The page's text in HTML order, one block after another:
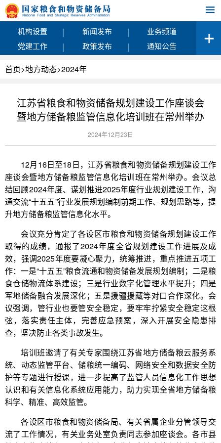
机构设置 | 新闻发布 |
业务频道
党建工作
| 政策发布 | 通知公告
首页>地方动态>2024年
江苏省粮食和物资储备规划建设工作座谈会
暨地方储备粮监管信息化培训班在常州举办
2024年12月23日
12月16日至18日，江苏省粮食和物资储备规划建设工作
座谈会暨地方储备粮监管信息化培训班在常州举办。会议总
结回顾2024年度、谋划推进2025年度行业规划建设工作，沟
通交流“十五五”行业发展规划编制前期工作、规划思路等，提
升地方储备粮监管信息化水平。
会议充分肯定了各设区市粮食和物资储备规划建设工作
取得的成绩，通报了2024年度全省规划建设工作进展及成
效，强调2025年度要凝心聚力，统筹推进，重点推进五项工
作：一是“十五五”粮食流通和物资储备发展规划编制；二是粮
食仓储物流体系建设；三是行业数字化管理水平提升；四是
军地储备融合发展深化；五是援疆援藏等对口合作深化。会
议强调，管行业也要管安全稳定，要牢牢拧紧安全稳定这根
弦，落实责任主体，完善应急预案，深入开展安全隐患排
查，坚决防止各类事故发生。
培训班邀请了有关专家围绕江苏省地方储备粮云服务系
统、动态监管平台、储粮统一编码、网络安全和数据安全防
护等专题进行授课，进一步提高了监管人员信息化工作思想
认识和有关信息化系统应用能力，助力实现全省地方储备粮
科学、精准、高效监管。
各设区市粮食和物资储备局、有关省属企业分管领导交
流了工作情况，有关业务处室负责同志参加座谈会。各市县